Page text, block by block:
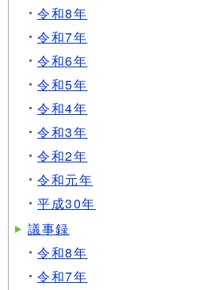
令和8年
令和7年
令和6年
令和5年
令和4年
令和3年
令和2年
令和元年
平成30年
議事録
令和8年
令和7年